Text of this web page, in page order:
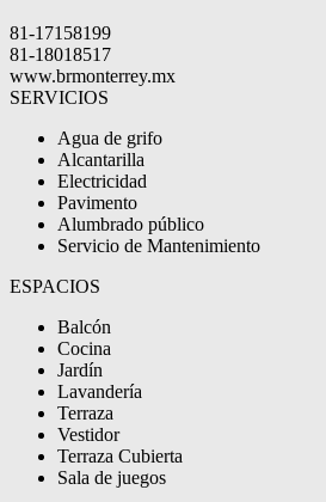
81-17158199
81-18018517
www.brmonterrey.mx
SERVICIOS
Agua de grifo
Alcantarilla
Electricidad
Pavimento
Alumbrado público
Servicio de Mantenimiento
ESPACIOS
Balcón
Cocina
Jardín
Lavandería
Terraza
Vestidor
Terraza Cubierta
Sala de juegos